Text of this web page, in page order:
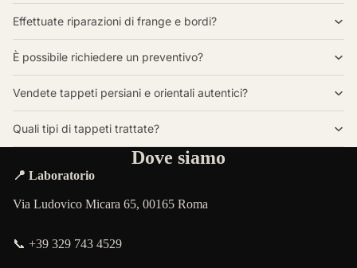
Effettuate riparazioni di frange e bordi?
È possibile richiedere un preventivo?
Vendete tappeti persiani e orientali autentici?
Quali tipi di tappeti trattate?
Dove siamo
📍 Laboratorio
Via Ludovico Micara 65, 00165 Roma
📞 +39 329 743 4529